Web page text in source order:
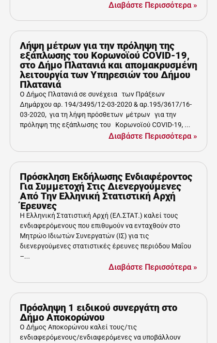
Διαβάστε Περισσότερα »
Λήψη μέτρων για την πρόληψη της
εξάπλωσης του Κορωνοϊού COVID-19,
στο Δήμο Πλατανιά και απομακρυσμένη
λειτουργία των Υπηρεσιών του Δήμου
Πλατανιά
Ο Δήμος Πλατανιά σε συνέχεια των Πράξεων
Δημάρχου αρ. 194/3495/12-03-2020 & αρ.195/3617/16-
03-2020, για τη λήψη πρόσθετων μέτρων για την
πρόληψη της εξάπλωσης του Κορωνοϊού COVID-19, ...
Διαβάστε Περισσότερα »
Πρόσκληση Εκδήλωσης Ενδιαφέροντος
Για Συμμετοχή Στις Διενεργούμενες
Από Την Ελληνική Στατιστική Αρχή
Έρευνες
Η Ελληνική Στατιστική Αρχή (ΕΛ.ΣΤΑΤ.) καλεί τους
ενδιαφερόμενους που επιθυμούν να ενταχθούν στο
Μητρώο Ιδιωτών Συνεργατών (ΙΣ) για τις
διενεργούμενες στατιστικές έρευνες περιόδου Μαΐου
–...
Διαβάστε Περισσότερα »
Πρόσληψη 1 ειδικού συνεργάτη στο
Δήμο Αποκορώνου
Ο Δήμος Αποκορώνου καλεί τους/τις
ενδιαφερόμενους/ενδιαφερόμενες να υποβάλλουν